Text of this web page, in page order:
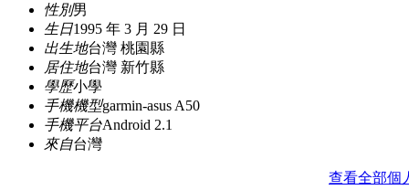
性別男
生日1995 年 3 月 29 日
出生地台灣 桃園縣
居住地台灣 新竹縣
學歷小學
手機機型garmin-asus A50
手機平台Android 2.1
來自台灣
查看全部個